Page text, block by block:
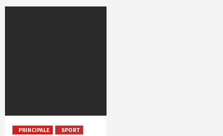
PRINCIPALE SPORT